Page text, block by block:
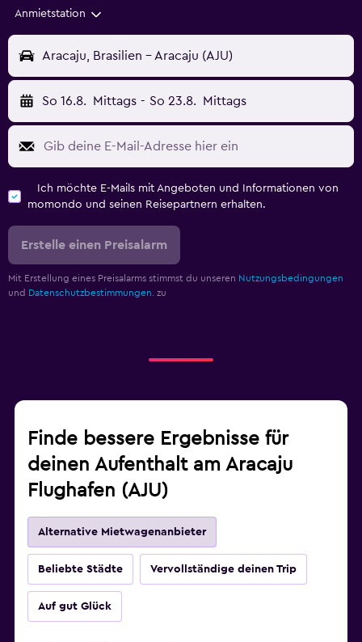
Anmietstation
Aracaju, Brasilien - Aracaju (AJU)
So 16.8. Mittags - So 23.8. Mittags
Ich möchte E-Mails mit Angeboten und Informationen von
momondo und seinen Reisepartnern erhalten.
Erstelle einen Preisalarm
Mit Erstellung eines Preisalarms stimmst du unseren Nutzungsbedingungen
und Datenschutzbestimmungen. zu
Finde bessere Ergebnisse für
deinen Aufenthalt am Aracaju
Flughafen (AJU)
Alternative Mietwagenanbieter
Beliebte Städte Vervollständige deinen Trip
Auf gut Glück